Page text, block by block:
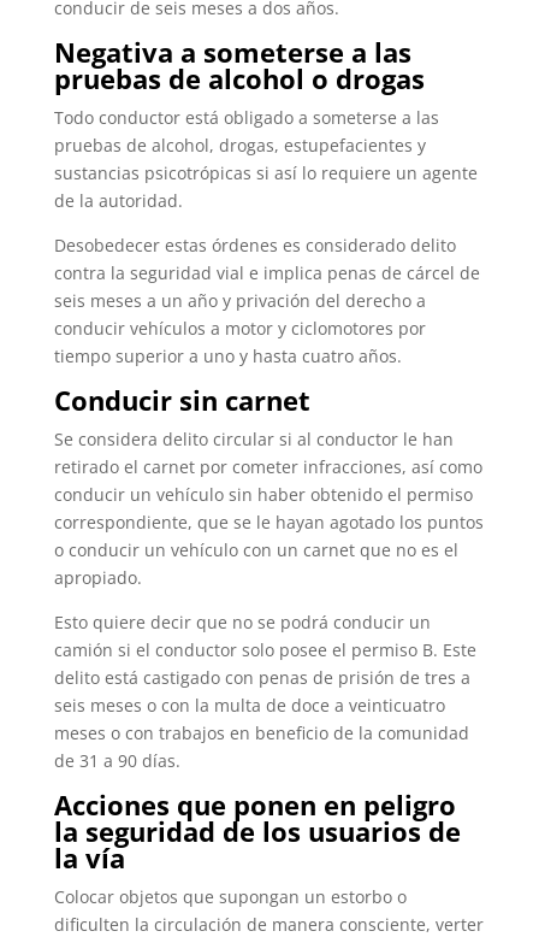
conducir de seis meses a dos años.
Negativa a someterse a las
pruebas de alcohol o drogas
Todo conductor está obligado a someterse a las
pruebas de alcohol, drogas, estupefacientes y
sustancias psicotrópicas si así lo requiere un agente
de la autoridad.
Desobedecer estas órdenes es considerado delito
contra la seguridad vial e implica penas de cárcel de
seis meses a un año y privación del derecho a
conducir vehículos a motor y ciclomotores por
tiempo superior a uno y hasta cuatro años.
Conducir sin carnet
Se considera delito circular si al conductor le han
retirado el carnet por cometer infracciones, así como
conducir un vehículo sin haber obtenido el permiso
correspondiente, que se le hayan agotado los puntos
o conducir un vehículo con un carnet que no es el
apropiado.
Esto quiere decir que no se podrá conducir un
camión si el conductor solo posee el permiso B. Este
delito está castigado con penas de prisión de tres a
seis meses o con la multa de doce a veinticuatro
meses o con trabajos en beneficio de la comunidad
de 31 a 90 días.
Acciones que ponen en peligro
la seguridad de los usuarios de
la vía
Colocar objetos que supongan un estorbo o
dificulten la circulación de manera consciente, verter